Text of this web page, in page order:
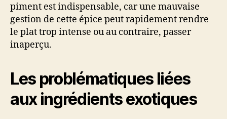
piment est indispensable, car une mauvaise
gestion de cette épice peut rapidement rendre
le plat trop intense ou au contraire, passer
inaperçu.
Les problématiques liées
aux ingrédients exotiques